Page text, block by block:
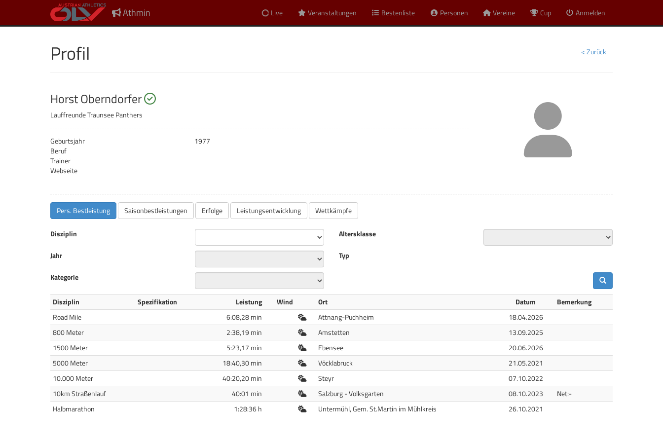
Athmin Live Veranstaltungen Bestenliste Personen Vereine Cup Anmelden
< Zurück
Profil
Horst Oberndorfer startberechtigt
Lauffreunde Traunsee Panthers
Geburtsjahr
1977
Beruf
Trainer
Webseite
Pers. Bestleistung Saisonbestleistungen Erfolge Leistungsentwicklung Wettkämpfe
Disziplin Altersklasse
Jahr Typ
Kategorie
Disziplin Spezifikation Leistung Wind Ort Datum
Bemerkung
Road Mile
6:08,28 min FreiluftAttnang-Puchheim
18.04.2026
800 Meter
2:38,19 min FreiluftAmstetten
13.09.2025
1500 Meter
5:23,17 min FreiluftEbensee
20.06.2026
5000 Meter
18:40,30 min FreiluftVöcklabruck
21.05.2021
10.000 Meter
40:20,20 min FreiluftSteyr
07.10.2022
10km Straßenlauf
40:01 min FreiluftSalzburg - Volksgarten 08.10.2023
Net:-
Halbmarathon
1:28:36 h FreiluftUntermühl, Gem. St.Martin im Mühlkreis 26.10.2021